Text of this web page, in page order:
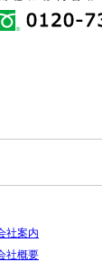
社案内
社概要